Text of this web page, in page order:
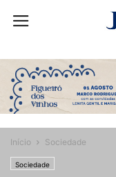
Início Sociedade
Sociedade